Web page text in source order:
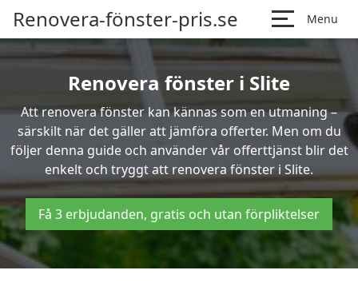
Renovera-fönster-pris.se Menu
Renovera fönster i Slite
Att renovera fönster kan kännas som en utmaning –
särskilt när det gäller att jämföra offerter. Men om du
följer denna guide och använder vår offerttjänst blir det
enkelt och tryggt att renovera fönster i Slite.
Få 3 erbjudanden, gratis och utan förpliktelser